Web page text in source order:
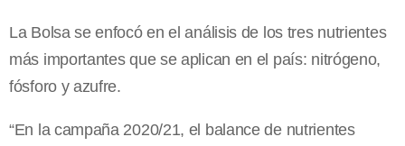
La Bolsa se enfocó en el análisis de los tres nutrientes
más importantes que se aplican en el país: nitrógeno,
fósforo y azufre.
“En la campaña 2020/21, el balance de nutrientes